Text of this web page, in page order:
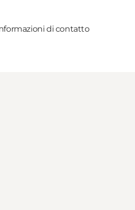
di contatto